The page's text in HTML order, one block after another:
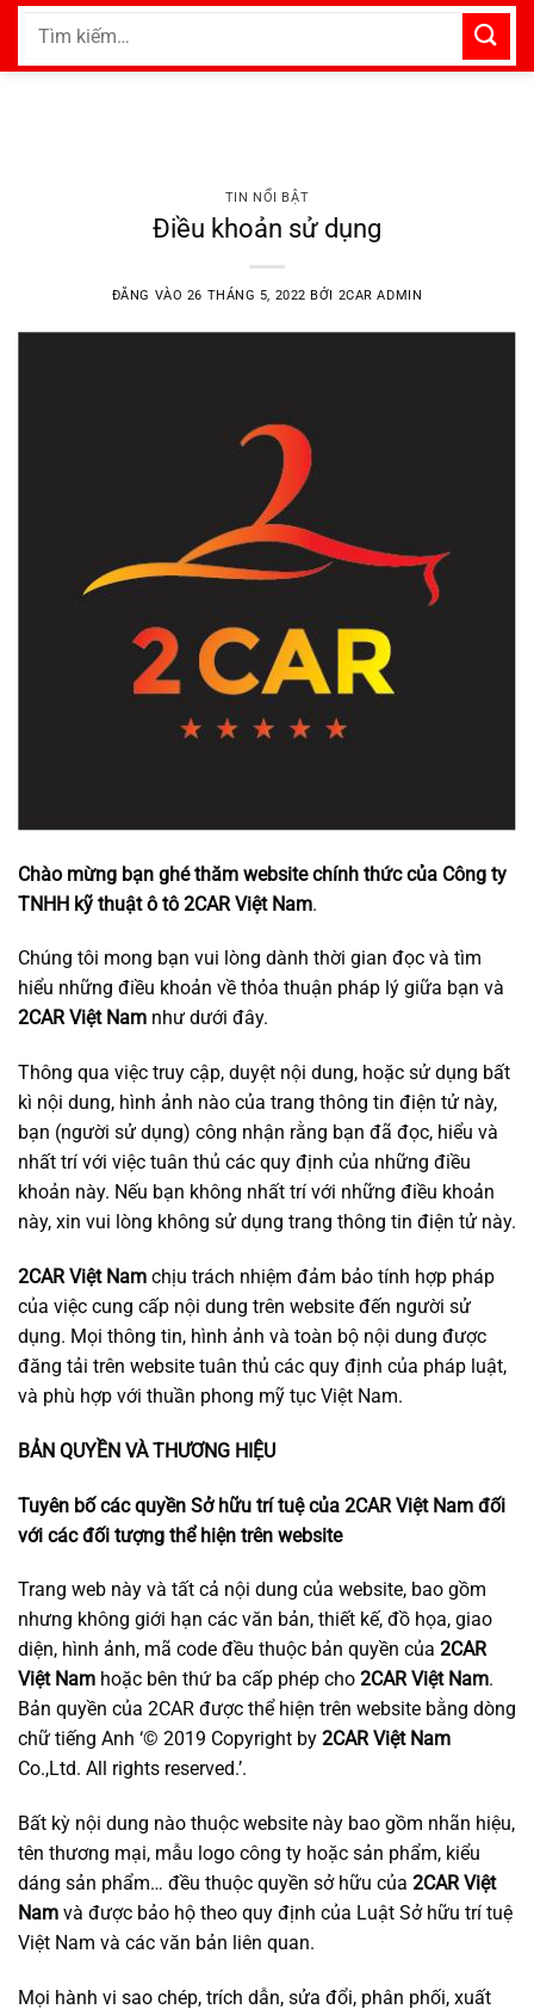
Bỏ
nội
Tìm
TIN NỔI BẬT
Điều khoản sử dụng
ĐĂNG VÀO 26 THÁNG 5, 2022 BỞI 2CAR ADMIN
Chào mừng bạn ghé thăm website chính thức của Công ty
TNHH kỹ thuật ô tô 2CAR Việt Nam.
Chúng tôi mong bạn vui lòng dành thời gian đọc và tìm
hiểu những điều khoản về thỏa thuận pháp lý giữa bạn và
2CAR Việt Nam như dưới đây.
Thông qua việc truy cập, duyệt nội dung, hoặc sử dụng bất
kì nội dung, hình ảnh nào của trang thông tin điện tử này,
bạn (người sử dụng) công nhận rằng bạn đã đọc, hiểu và
nhất trí với việc tuân thủ các quy định của những điều
khoản này. Nếu bạn không nhất trí với những điều khoản
này, xin vui lòng không sử dụng trang thông tin điện tử này.
2CAR Việt Nam chịu trách nhiệm đảm bảo tính hợp pháp
của việc cung cấp nội dung trên website đến người sử
dụng. Mọi thông tin, hình ảnh và toàn bộ nội dung được
đăng tải trên website tuân thủ các quy định của pháp luật,
và phù hợp với thuần phong mỹ tục Việt Nam.
BẢN QUYỀN VÀ THƯƠNG HIỆU
Tuyên bố các quyền Sở hữu trí tuệ của 2CAR Việt Nam đối
với các đối tượng thể hiện trên website
Trang web này và tất cả nội dung của website, bao gồm
nhưng không giới hạn các văn bản, thiết kế, đồ họa, giao
diện, hình ảnh, mã code đều thuộc bản quyền của 2CAR
Việt Nam hoặc bên thứ ba cấp phép cho 2CAR Việt Nam.
Bản quyền của 2CAR được thể hiện trên website bằng dòng
chữ tiếng Anh ‘© 2019 Copyright by 2CAR Việt Nam
Co.,Ltd. All rights reserved.’.
Bất kỳ nội dung nào thuộc website này bao gồm nhãn hiệu,
tên thương mại, mẫu logo công ty hoặc sản phẩm, kiểu
dáng sản phẩm… đều thuộc quyền sở hữu của 2CAR Việt
Nam và được bảo hộ theo quy định của Luật Sở hữu trí tuệ
Việt Nam và các văn bản liên quan.
Mọi hành vi sao chép, trích dẫn, sửa đổi, phân phối, xuất